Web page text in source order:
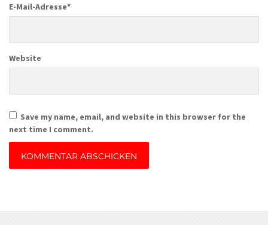
E-Mail-Adresse*
Website
Save my name, email, and website in this browser for the
next time I comment.